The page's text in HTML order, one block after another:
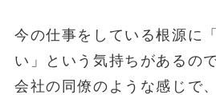
今の仕事をしている根源に
い」という気持ちがあるので
会社の同僚のような感じで